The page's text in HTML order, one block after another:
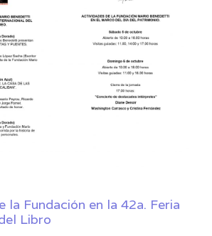
la Fundación en la 42a. Feria
Libro